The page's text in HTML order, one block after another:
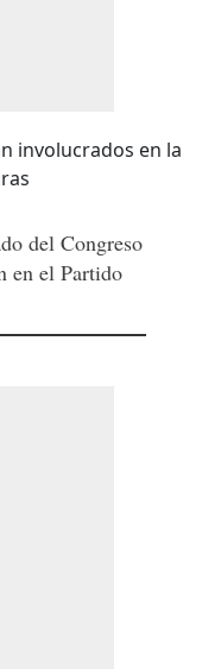
del Congreso
en el Partido